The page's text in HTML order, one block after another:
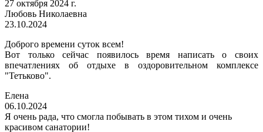
27 октября 2024 г.
Любовь Николаевна
23.10.2024
Доброго времени суток всем!
Вот только сейчас появилось время написать о своих
впечатлениях об отдыхе в оздоровительном комплексе
"Тетьково".
Елена
06.10.2024
Я очень рада, что смогла побывать в этом тихом и очень
красивом санатории!